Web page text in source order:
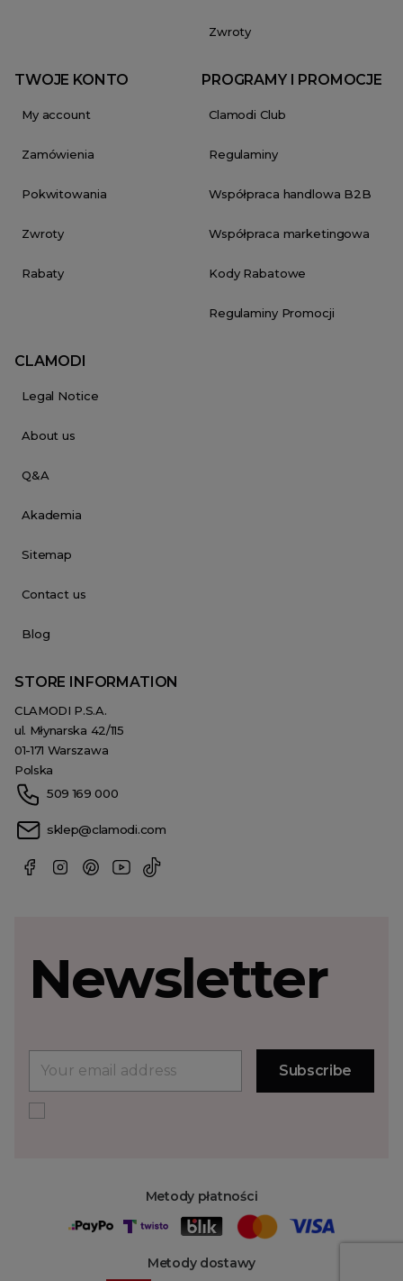
Zwroty
TWOJE KONTO
My account
Zamówienia
Pokwitowania
Zwroty
Rabaty
PROGRAMY I PROMOCJE
Clamodi Club
Regulaminy
Współpraca handlowa B2B
Współpraca marketingowa
Kody Rabatowe
Regulaminy Promocji
CLAMODI
Legal Notice
About us
Q&A
Akademia
Sitemap
Contact us
Blog
STORE INFORMATION
CLAMODI P.S.A.
ul. Młynarska 42/115
01-171 Warszawa
Polska
509 169 000
sklep@clamodi.com
Metody płatności
Metody dostawy
Newsletter